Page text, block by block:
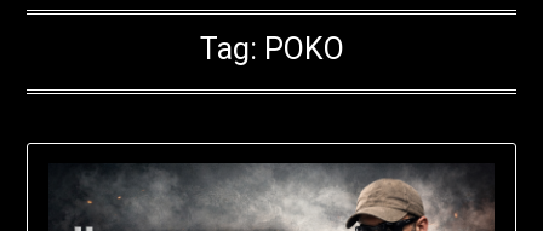
Tag: POKO